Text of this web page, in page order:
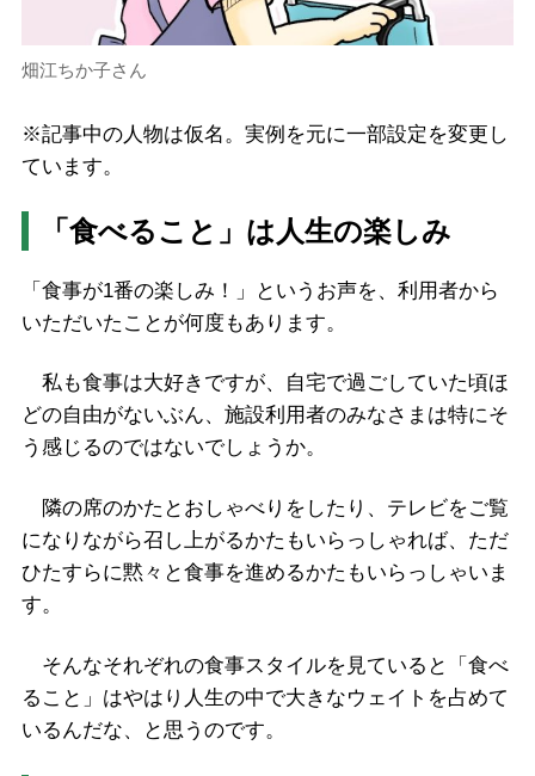
畑江ちか子さん
※記事中の人物は仮名。実例を元に一部設定を変更し
ています。
「食べること」は人生の楽しみ
「食事が1番の楽しみ！」というお声を、利用者から
いただいたことが何度もあります。
私も食事は大好きですが、自宅で過ごしていた頃ほ
どの自由がないぶん、施設利用者のみなさまは特にそ
う感じるのではないでしょうか。
隣の席のかたとおしゃべりをしたり、テレビをご覧
になりながら召し上がるかたもいらっしゃれば、ただ
ひたすらに黙々と食事を進めるかたもいらっしゃいま
す。
そんなそれぞれの食事スタイルを見ていると「食べ
ること」はやはり人生の中で大きなウェイトを占めて
いるんだな、と思うのです。